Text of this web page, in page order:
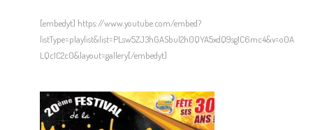
[embedyt] https://www.youtube.com/embed?
listType=playlist&list=PLsw5ZJ3hGASbul2h0QYA5xdQ9sg1C6mc4&v=o0A
LQc1C2c0&layout=gallery[/embedyt]